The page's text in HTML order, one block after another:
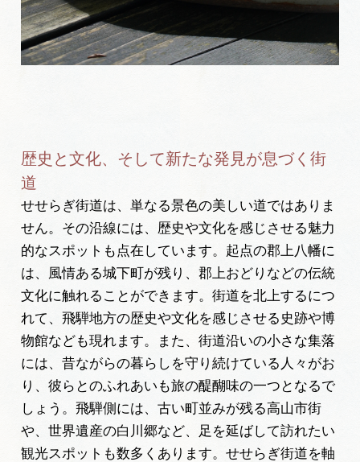
歴史と文化、そして新たな発見が息づく街
道
せせらぎ街道は、単なる景色の美しい道ではありま
せん。その沿線には、歴史や文化を感じさせる魅力
的なスポットも点在しています。起点の郡上八幡に
は、風情ある城下町が残り、郡上おどりなどの伝統
文化に触れることができます。街道を北上するにつ
れて、飛騨地方の歴史や文化を感じさせる史跡や博
物館なども現れます。また、街道沿いの小さな集落
には、昔ながらの暮らしを守り続けている人々がお
り、彼らとのふれあいも旅の醍醐味の一つとなるで
しょう。飛騨側には、古い町並みが残る高山市街
や、世界遺産の白川郷など、足を延ばして訪れたい
観光スポットも数多くあります。せせらぎ街道を軸